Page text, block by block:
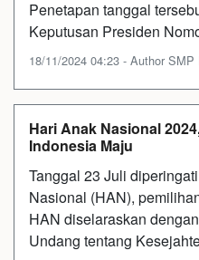
Penetapan tanggal
Keputusan Presiden
18/11/2024 04:23 - Author
Hari Anak Nasional
Indonesia Maju
Tanggal 23 Juli
Nasional (HAN),
HAN diselaraskan
Undang tentang